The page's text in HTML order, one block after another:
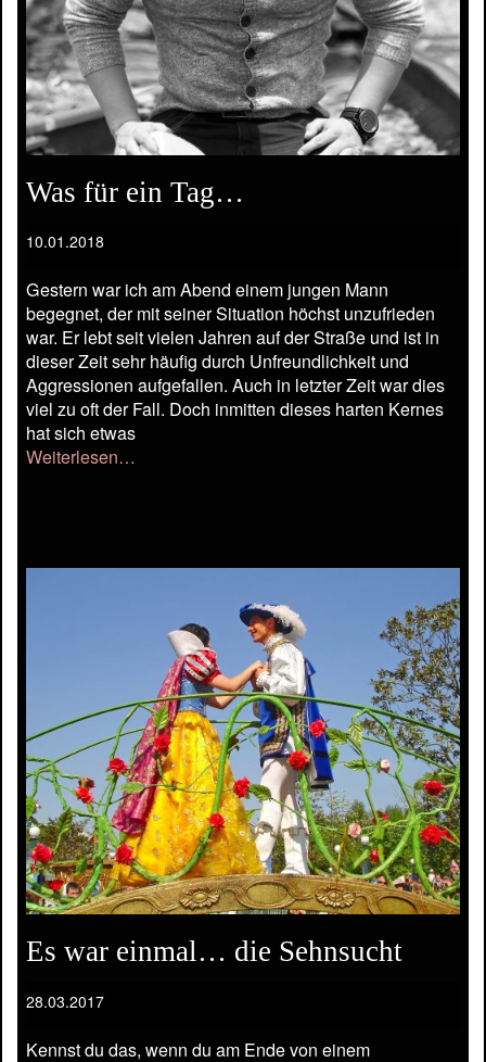
Was für ein Tag…
10.01.2018
Gestern war ich am Abend einem jungen Mann
begegnet, der mit seiner Situation höchst unzufrieden
war. Er lebt seit vielen Jahren auf der Straße und ist in
dieser Zeit sehr häufig durch Unfreundlichkeit und
Aggressionen aufgefallen. Auch in letzter Zeit war dies
viel zu oft der Fall. Doch inmitten dieses harten Kernes
hat sich etwas
Weiterlesen…
Es war einmal… die Sehnsucht
28.03.2017
Kennst du das, wenn du am Ende von einem